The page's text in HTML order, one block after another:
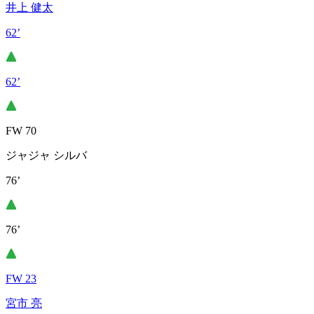
井上 健太
62’
62’
FW 70
ジャジャ シルバ
76’
76’
FW 23
宮市 亮